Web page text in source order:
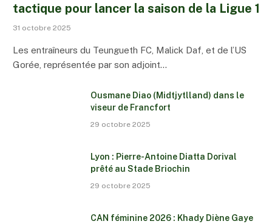
tactique pour lancer la saison de la Ligue 1
31 octobre 2025
Les entraîneurs du Teungueth FC, Malick Daf, et de l’US
Gorée, représentée par son adjoint…
Ousmane Diao (Midtjytlland) dans le
viseur de Francfort
29 octobre 2025
Lyon : Pierre-Antoine Diatta Dorival
prêté au Stade Briochin
29 octobre 2025
CAN féminine 2026 : Khady Diène Gaye